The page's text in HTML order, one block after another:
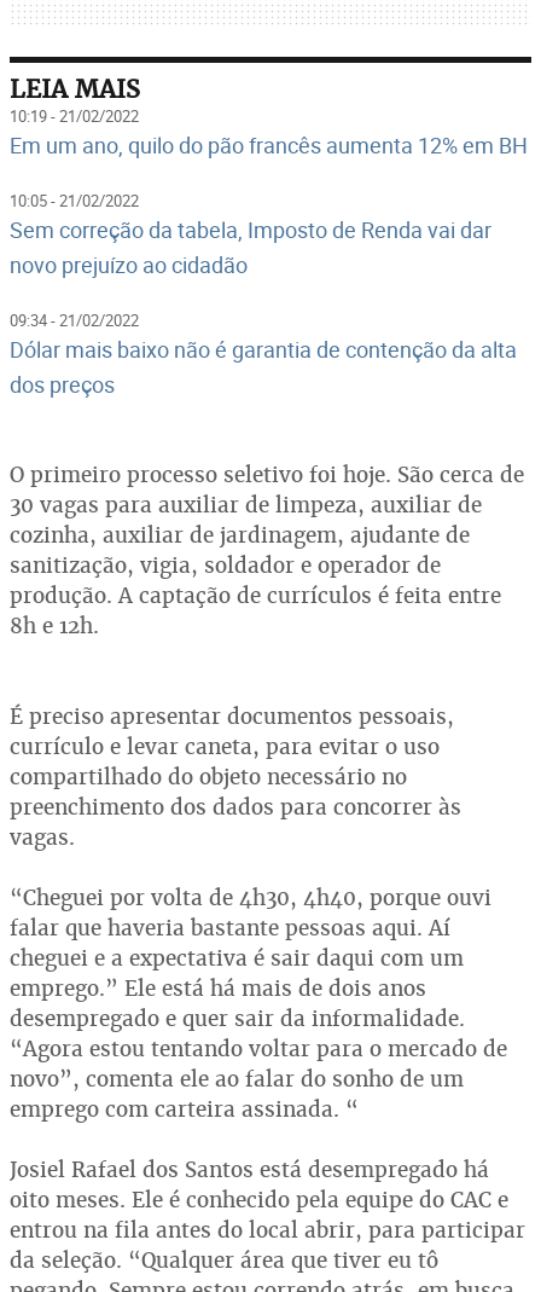
LEIA MAIS
10:19 - 21/02/2022
Em um ano, quilo do pão francês aumenta 12% em BH
10:05 - 21/02/2022
Sem correção da tabela, Imposto de Renda vai dar
novo prejuízo ao cidadão
09:34 - 21/02/2022
Dólar mais baixo não é garantia de contenção da alta
dos preços
O primeiro processo seletivo foi hoje. São cerca de
30 vagas para auxiliar de limpeza, auxiliar de
cozinha, auxiliar de jardinagem, ajudante de
sanitização, vigia, soldador e operador de
produção. A captação de currículos é feita entre
8h e 12h.
É preciso apresentar documentos pessoais,
currículo e levar caneta, para evitar o uso
compartilhado do objeto necessário no
preenchimento dos dados para concorrer às
vagas.
“Cheguei por volta de 4h30, 4h40, porque ouvi
falar que haveria bastante pessoas aqui. Aí
cheguei e a expectativa é sair daqui com um
emprego.” Ele está há mais de dois anos
desempregado e quer sair da informalidade.
“Agora estou tentando voltar para o mercado de
novo”, comenta ele ao falar do sonho de um
emprego com carteira assinada. “
Josiel Rafael dos Santos está desempregado há
oito meses. Ele é conhecido pela equipe do CAC e
entrou na fila antes do local abrir, para participar
da seleção. “Qualquer área que tiver eu tô